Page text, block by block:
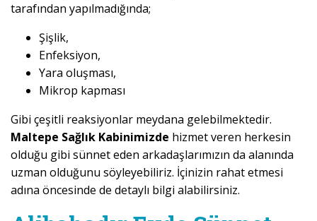
tarafından yapılmadığında;
Şişlik,
Enfeksiyon,
Yara oluşması,
Mikrop kapması
Gibi çeşitli reaksiyonlar meydana gelebilmektedir.
Maltepe Sağlık Kabinimizde hizmet veren herkesin
olduğu gibi sünnet eden arkadaşlarımızın da alanında
uzman olduğunu söyleyebiliriz. İçinizin rahat etmesi
adına öncesinde de detaylı bilgi alabilirsiniz.